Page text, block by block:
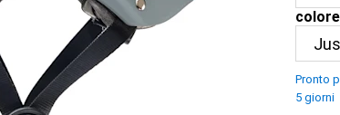
Pronto
5 giorni